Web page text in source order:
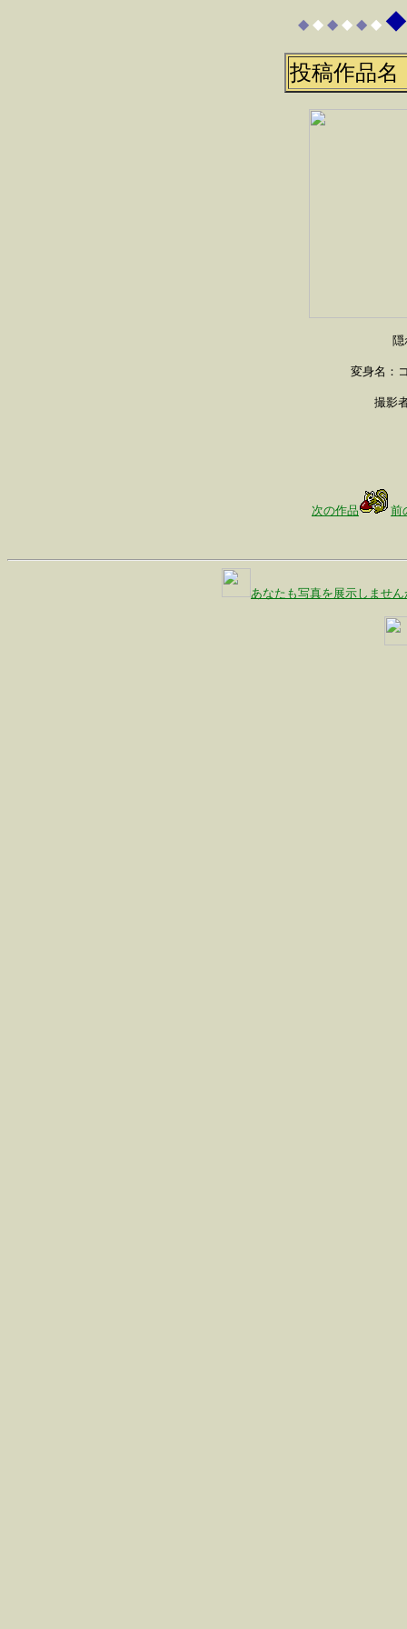
◆ ◆ ◆ ◆ ◆ ◆ ◆
投稿作品
変身名：
撮影
次の作品 前
あなたも写真を展示しません